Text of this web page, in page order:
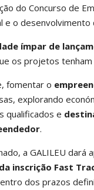
do Concurso de
o
ímpar de
os projetos
fomentar o
explorando
qualificados e
.
a GALILEU dará
inscrição Fast
dos prazos